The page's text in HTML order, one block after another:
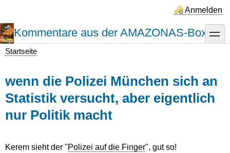
Inhalt
Anmelden
Kommentare aus der AMAZONAS-Box toggle
Startseite
wenn die Polizei München sich an
Statistik versucht, aber eigentlich
nur Politik macht
Kerem sieht der "Polizei auf die Finger", gut so!